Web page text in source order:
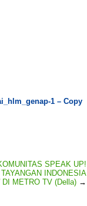
1 – Copy
SPEAK UP!
INDONESIA
DI METRO TV (Della) →